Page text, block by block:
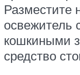
Разместите
кошкиными
средство